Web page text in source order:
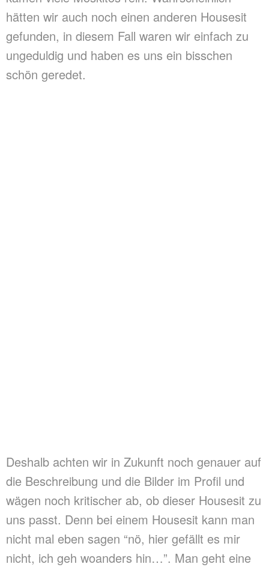
hätten wir auch noch einen anderen Housesit
gefunden, in diesem Fall waren wir einfach zu
ungeduldig und haben es uns ein bisschen
schön geredet.
Deshalb achten wir in Zukunft noch genauer auf
die Beschreibung und die Bilder im Profil und
wägen noch kritischer ab, ob dieser Housesit zu
uns passt. Denn bei einem Housesit kann man
nicht mal eben sagen “nö, hier gefällt es mir
nicht, ich geh woanders hin…”. Man geht eine